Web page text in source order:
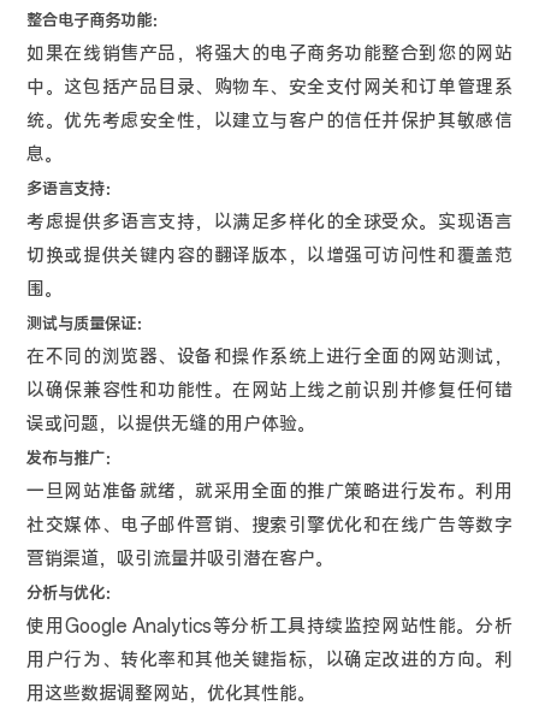
整合电子商务功能：
如果在线销售产品，将强大的电子商务功能整合到您的网站
中。这包括产品目录、购物车、安全支付网关和订单管理系
统。优先考虑安全性，以建立与客户的信任并保护其敏感信
息。
多语言支持：
考虑提供多语言支持，以满足多样化的全球受众。实现语言
切换或提供关键内容的翻译版本，以增强可访问性和覆盖范
围。
测试与质量保证：
在不同的浏览器、设备和操作系统上进行全面的网站测试，
以确保兼容性和功能性。在网站上线之前识别并修复任何错
误或问题，以提供无缝的用户体验。
发布与推广：
一旦网站准备就绪，就采用全面的推广策略进行发布。利用
社交媒体、电子邮件营销、搜索引擎优化和在线广告等数字
营销渠道，吸引流量并吸引潜在客户。
分析与优化：
使用Google Analytics等分析工具持续监控网站性能。分析
用户行为、转化率和其他关键指标，以确定改进的方向。利
用这些数据调整网站，优化其性能。